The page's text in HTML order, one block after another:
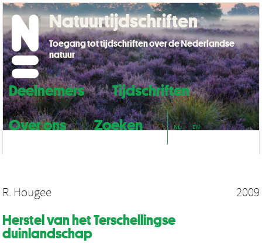
Deelnemers
Tijdschriften
Over ons
Zoeken NL EN
Natuurtijdschriften
Toegang tot tijdschriften over de Nederlandse
natuur
R. Hougee 2009
Herstel van het Terschellingse
duinlandschap